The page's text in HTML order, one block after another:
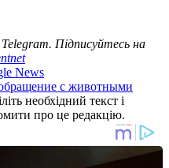
Підписуйтесь на
News
с животными
необхідний текст і
про це редакцію.